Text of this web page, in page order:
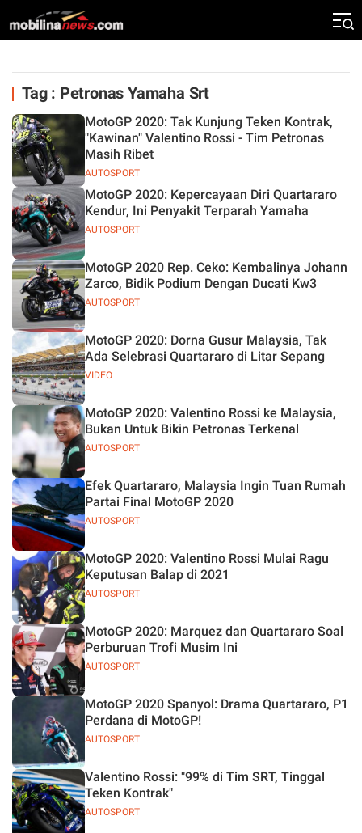
Tag : Petronas Yamaha Srt
AUTOSPORT
MotoGP 2020: Tak Kunjung Teken Kontrak,
"Kawinan" Valentino Rossi - Tim Petronas
Masih Ribet
AUTOSPORT
MotoGP 2020: Kepercayaan Diri Quartararo
Kendur, Ini Penyakit Terparah Yamaha
AUTOSPORT
MotoGP 2020 Rep. Ceko: Kembalinya Johann
Zarco, Bidik Podium Dengan Ducati Kw3
VIDEO
MotoGP 2020: Dorna Gusur Malaysia, Tak
Ada Selebrasi Quartararo di Litar Sepang
AUTOSPORT
MotoGP 2020: Valentino Rossi ke Malaysia,
Bukan Untuk Bikin Petronas Terkenal
AUTOSPORT
Efek Quartararo, Malaysia Ingin Tuan Rumah
Partai Final MotoGP 2020
AUTOSPORT
MotoGP 2020: Valentino Rossi Mulai Ragu
Keputusan Balap di 2021
AUTOSPORT
MotoGP 2020: Marquez dan Quartararo Soal
Perburuan Trofi Musim Ini
AUTOSPORT
MotoGP 2020 Spanyol: Drama Quartararo, P1
Perdana di MotoGP!
AUTOSPORT
Valentino Rossi: "99% di Tim SRT, Tinggal
Teken Kontrak"